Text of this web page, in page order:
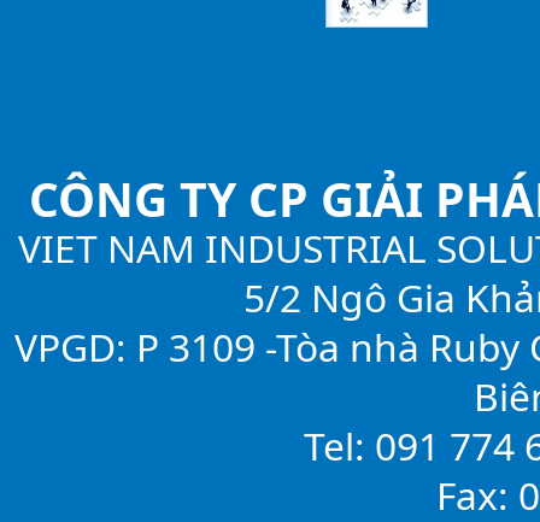
CÔNG TY CP GIẢI
VIET NAM INDUSTRIAL
5/2 Ngô Gia
VPGD: P 3109 -Tòa nhà
Tel: 091 774
Fax: